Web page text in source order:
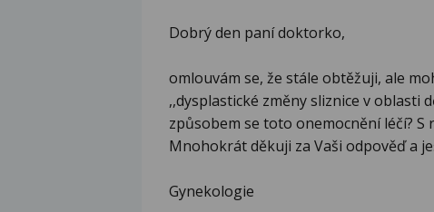
Dobrý den paní doktorko,
omlouvám se, že stále obtěžuji, ale
,,dysplastické změny sliznice v oblasti
způsobem se toto onemocnění léčí?
Mnohokrát děkuji za Vaši odpověď a
Gynekologie